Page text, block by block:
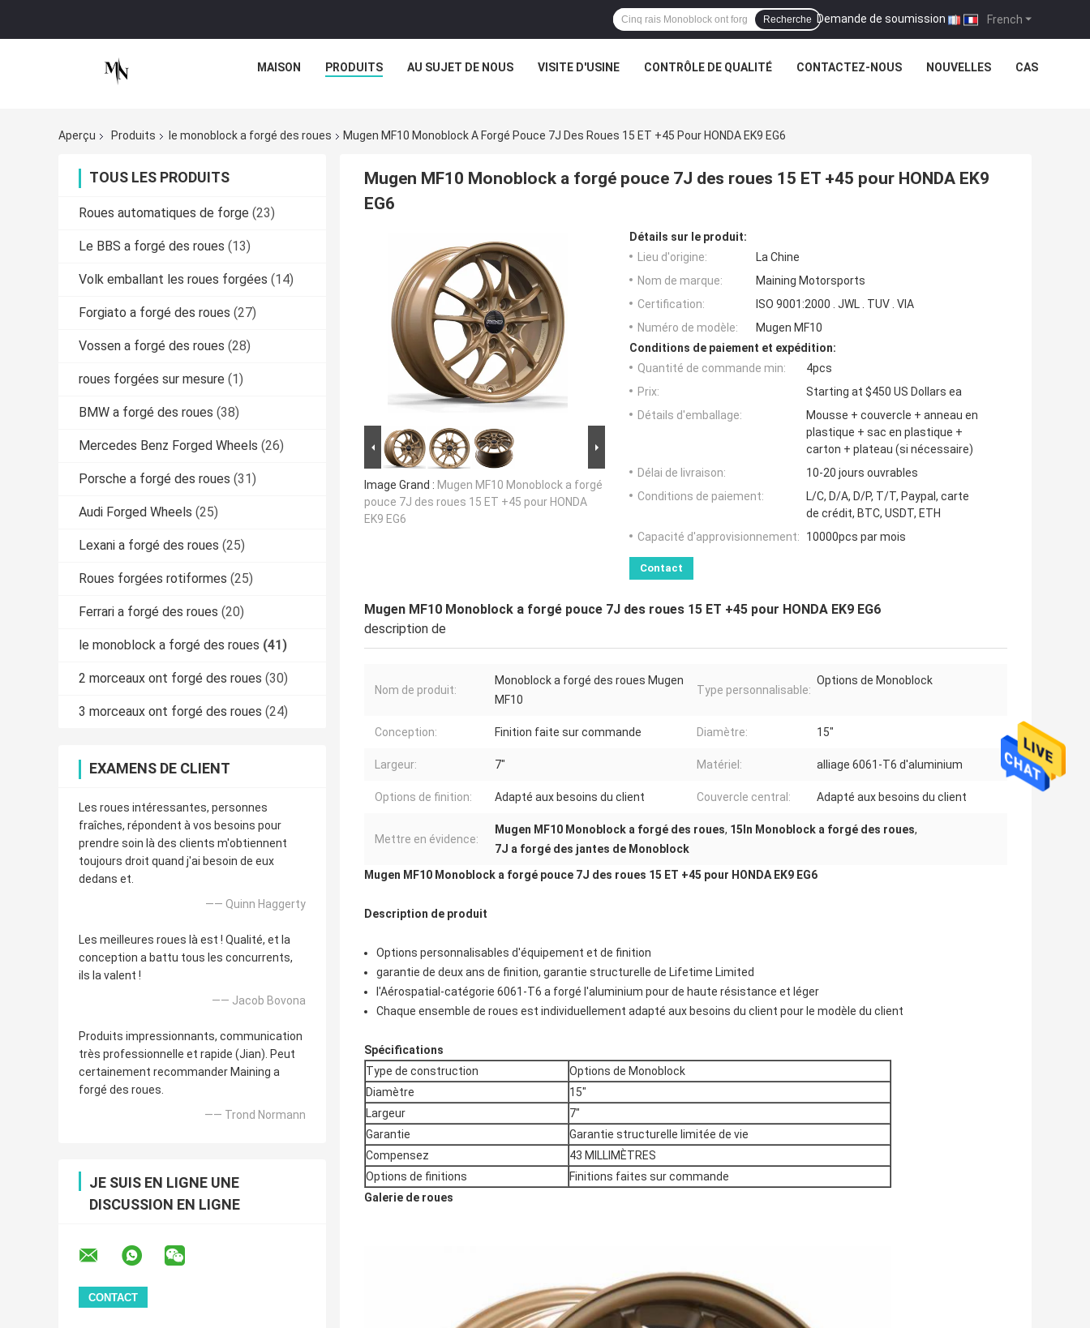
French
Demande de soumission |
Recherche
MAISON PRODUITS AU SUJET DE NOUS VISITE D'USINE CONTRÔLE DE QUALITÉ CONTACTEZ-NOUS NOUVELLES CAS
Aperçu Produits le monoblock a forgé des roues Mugen MF10 Monoblock A Forgé Pouce 7J Des Roues 15 ET +45 Pour HONDA EK9 EG6
TOUS LES PRODUITS
Roues automatiques de forge (23)
Le BBS a forgé des roues (13)
Volk emballant les roues forgées (14)
Forgiato a forgé des roues (27)
Vossen a forgé des roues (28)
roues forgées sur mesure (1)
BMW a forgé des roues (38)
Mercedes Benz Forged Wheels (26)
Porsche a forgé des roues (31)
Audi Forged Wheels (25)
Lexani a forgé des roues (25)
Roues forgées rotiformes (25)
Ferrari a forgé des roues (20)
le monoblock a forgé des roues (41)
2 morceaux ont forgé des roues (30)
3 morceaux ont forgé des roues (24)
EXAMENS DE CLIENT
Les roues intéressantes, personnes
fraîches, répondent à vos besoins pour
prendre soin là des clients m'obtiennent
toujours droit quand j'ai besoin de eux
dedans et.
—— Quinn Haggerty
Les meilleures roues là est ! Qualité, et la
conception a battu tous les concurrents,
ils la valent !
—— Jacob Bovona
Produits impressionnants, communication
très professionnelle et rapide (Jian). Peut
certainement recommander Maining a
forgé des roues.
—— Trond Normann
JE SUIS EN LIGNE UNE
DISCUSSION EN LIGNE
Mugen MF10 Monoblock a forgé pouce 7J des roues 15 ET +45 pour HONDA EK9
EG6
Image Grand : Mugen MF10 Monoblock a forgé
pouce 7J des roues 15 ET +45 pour HONDA
EK9 EG6
Détails sur le produit:
Lieu d'origine:
La Chine
Nom de marque:
Maining Motorsports
Certification:
ISO 9001:2000 . JWL . TUV . VIA
Numéro de modèle:
Mugen MF10
Conditions de paiement et expédition:
Quantité de commande min:
4pcs
Prix:
Starting at $450 US Dollars ea
Détails d'emballage:
Mousse + couvercle + anneau en
plastique + sac en plastique +
carton + plateau (si nécessaire)
Délai de livraison:
10-20 jours ouvrables
Conditions de paiement:
L/C, D/A, D/P, T/T, Paypal, carte
de crédit, BTC, USDT, ETH
Capacité d'approvisionnement:
10000pcs par mois
Contact
Mugen MF10 Monoblock a forgé pouce 7J des roues 15 ET +45 pour HONDA EK9 EG6
description de
Nom de produit:
Monoblock a forgé des roues Mugen
MF10
Type personnalisable:
Options de Monoblock
Conception: Finition faite sur commande Diamètre: 15"
Largeur: 7" Matériel: alliage 6061-T6 d'aluminium
Options de finition: Adapté aux besoins du client Couvercle central: Adapté aux besoins du client
Mettre en évidence:
Mugen MF10 Monoblock a forgé des roues, 15In Monoblock a forgé des roues,
7J a forgé des jantes de Monoblock
Mugen MF10 Monoblock a forgé pouce 7J des roues 15 ET +45 pour HONDA EK9 EG6
Description de produit
Options personnalisables d'équipement et de finition
garantie de deux ans de finition, garantie structurelle de Lifetime Limited
l'Aérospatial-catégorie 6061-T6 a forgé l'aluminium pour de haute résistance et léger
Chaque ensemble de roues est individuellement adapté aux besoins du client pour le modèle du client
Spécifications
Type de construction
Options de Monoblock
Diamètre
15"
Largeur
7"
Garantie
Garantie structurelle limitée de vie
Compensez
43 MILLIMÈTRES
Options de finitions
Finitions faites sur commande
Galerie de roues